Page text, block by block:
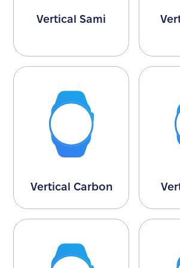
Vertical Sami
Vertical Carbon